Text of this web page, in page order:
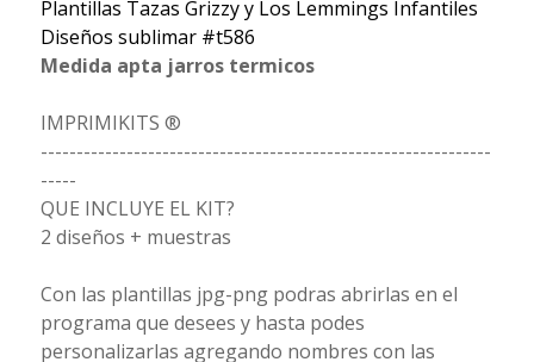
Plantillas Tazas Grizzy y Los Lemmings Infantiles
Diseños sublimar #t586
Medida apta jarros termicos
IMPRIMIKITS ®
---------------------------------------------------------------
-----
QUE INCLUYE EL KIT?
2 diseños + muestras
Con las plantillas jpg-png podras abrirlas en el
programa que desees y hasta podes
personalizarlas agregando nombres con las